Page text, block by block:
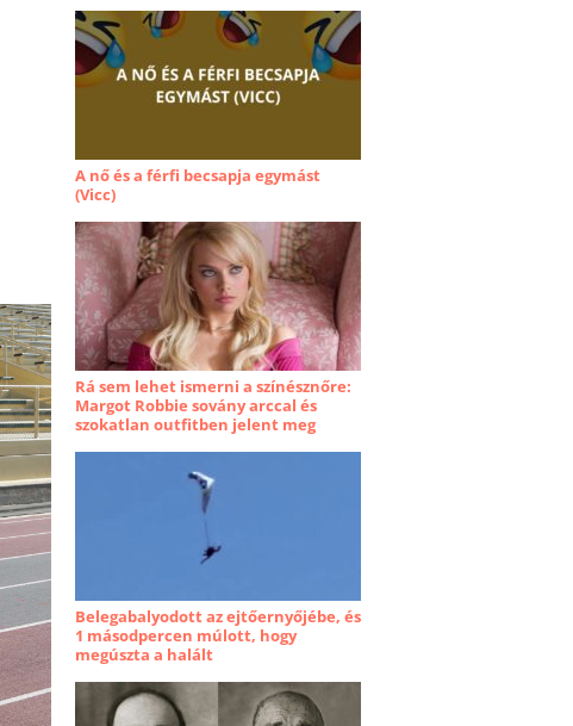
A nő és a férfi becsapja egymást
(Vicc)
Rá sem lehet ismerni a színésznőre:
Margot Robbie sovány arccal és
szokatlan outfitben jelent meg
Belegabalyodott az ejtőernyőjébe, és
1 másodpercen múlott, hogy
megúszta a halált